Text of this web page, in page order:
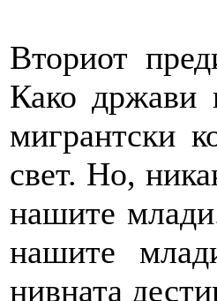
Вториот
Како држави
мигрантски
свет. Но,
нашите
нашите
нивната